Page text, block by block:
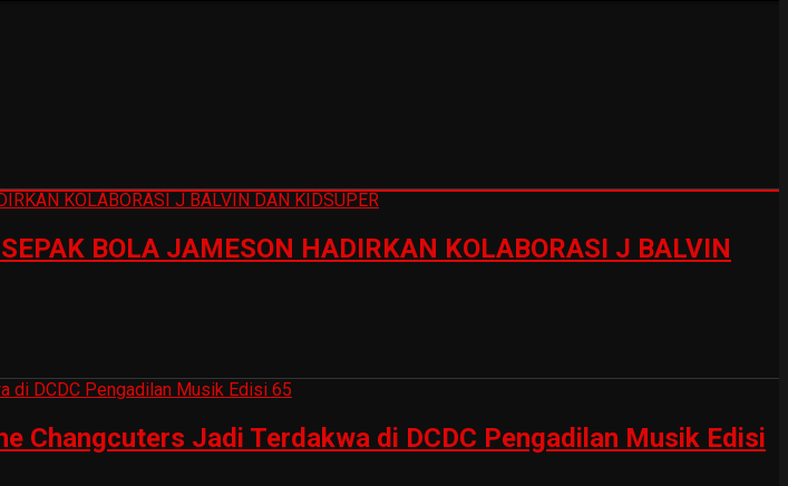
BOLA JAMESON HADIRKAN KOLABORASI J BALVIN
Changcuters Jadi Terdakwa di DCDC Pengadilan Musik Edisi